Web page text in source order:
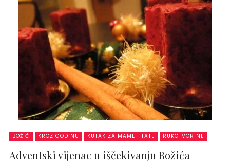
BOŽIĆ KROZ GODINU KUTAK ZA MAME I TATE RUKOTVORINE
Adventski vijenac u iščekivanju Božića